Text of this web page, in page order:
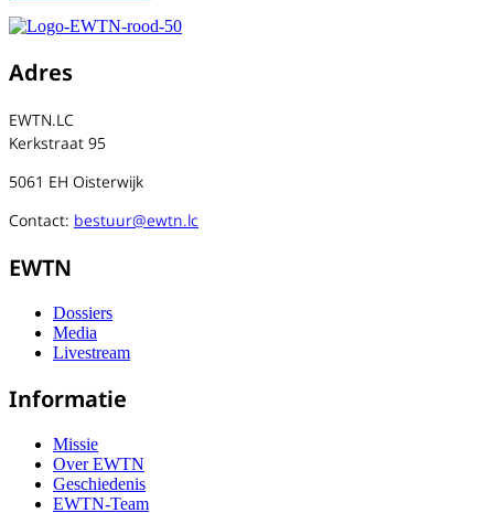
Adres
EWTN.LC
Kerkstraat 95
5061 EH Oisterwijk
Contact: bestuur@ewtn.lc
EWTN
Dossiers
Media
Livestream
Informatie
Missie
Over EWTN
Geschiedenis
EWTN-Team